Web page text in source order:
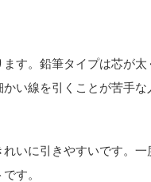
す。鉛筆タイプは芯が
い線を引くことが苦手
いに引きやすいです。
す。